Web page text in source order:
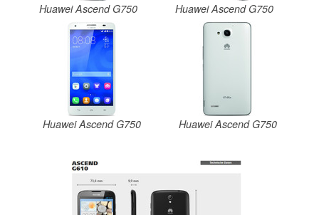
Huawei Ascend G750 Huawei Ascend G750
Huawei Ascend G750 Huawei Ascend G750